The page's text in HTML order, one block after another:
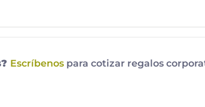
Escríbenospara cotizar regalos